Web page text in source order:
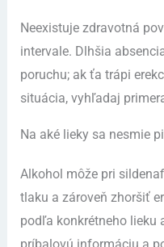
Neexistuje zdravotná
intervale. Dlhšia
poruchu; ak ťa trápi
situácia, vyhľadaj
Na aké lieky sa nesmie
Alkohol môže pri
tlaku a zároveň zhoršiť
podľa konkrétneho lieku